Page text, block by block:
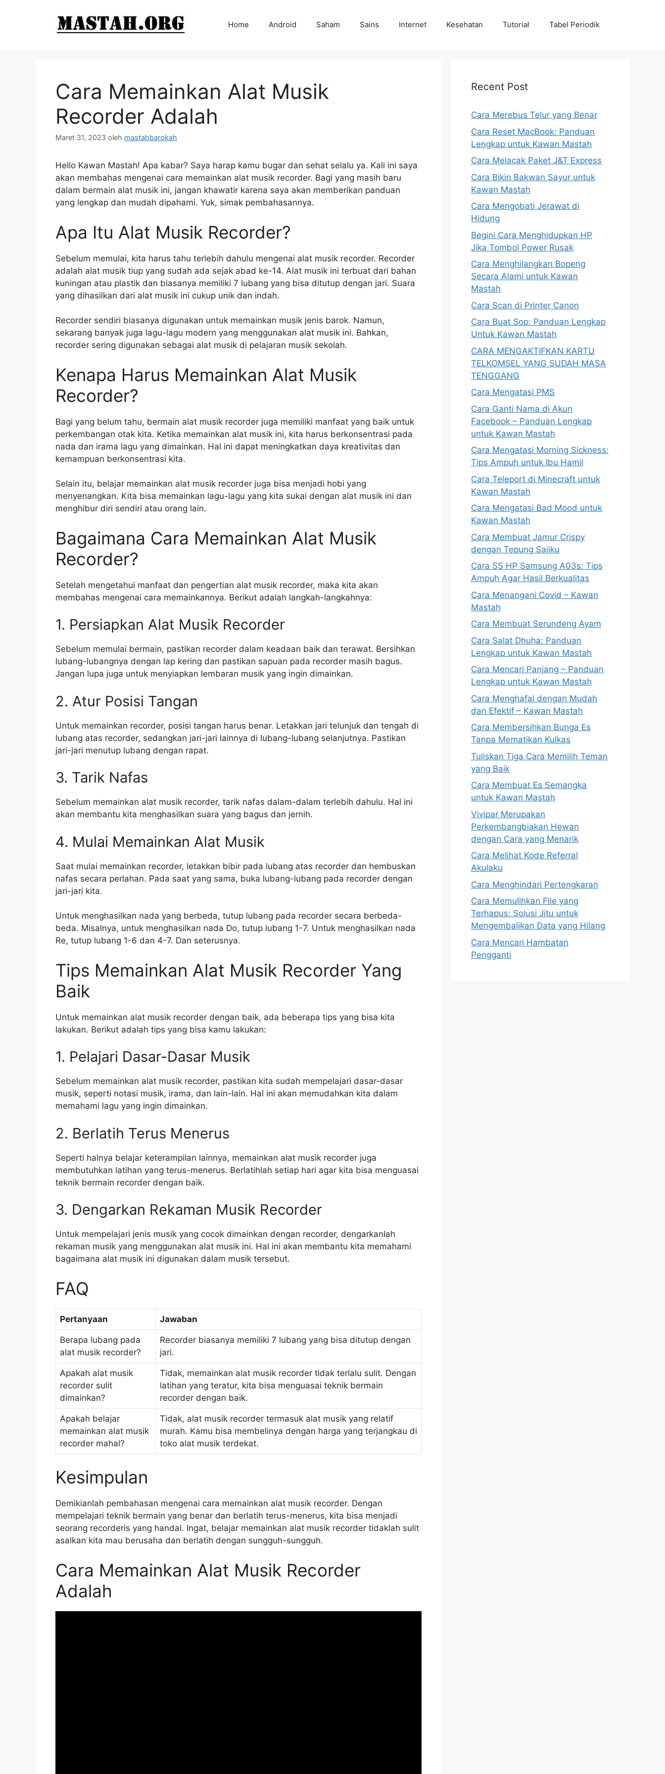
Home Android Saham Sains Internet Kesehatan Tutorial Tabel Periodik
Cara Memainkan Alat Musik
Recorder Adalah
Maret 31, 2023 oleh mastahbarokah
Hello Kawan Mastah! Apa kabar? Saya harap kamu bugar dan sehat selalu ya. Kali ini saya
akan membahas mengenai cara memainkan alat musik recorder. Bagi yang masih baru
dalam bermain alat musik ini, jangan khawatir karena saya akan memberikan panduan
yang lengkap dan mudah dipahami. Yuk, simak pembahasannya.
Apa Itu Alat Musik Recorder?
Sebelum memulai, kita harus tahu terlebih dahulu mengenai alat musik recorder. Recorder
adalah alat musik tiup yang sudah ada sejak abad ke-14. Alat musik ini terbuat dari bahan
kuningan atau plastik dan biasanya memiliki 7 lubang yang bisa ditutup dengan jari. Suara
yang dihasilkan dari alat musik ini cukup unik dan indah.
Recorder sendiri biasanya digunakan untuk memainkan musik jenis barok. Namun,
sekarang banyak juga lagu-lagu modern yang menggunakan alat musik ini. Bahkan,
recorder sering digunakan sebagai alat musik di pelajaran musik sekolah.
Kenapa Harus Memainkan Alat Musik
Recorder?
Bagi yang belum tahu, bermain alat musik recorder juga memiliki manfaat yang baik untuk
perkembangan otak kita. Ketika memainkan alat musik ini, kita harus berkonsentrasi pada
nada dan irama lagu yang dimainkan. Hal ini dapat meningkatkan daya kreativitas dan
kemampuan berkonsentrasi kita.
Selain itu, belajar memainkan alat musik recorder juga bisa menjadi hobi yang
menyenangkan. Kita bisa memainkan lagu-lagu yang kita sukai dengan alat musik ini dan
menghibur diri sendiri atau orang lain.
Bagaimana Cara Memainkan Alat Musik
Recorder?
Setelah mengetahui manfaat dan pengertian alat musik recorder, maka kita akan
membahas mengenai cara memainkannya. Berikut adalah langkah-langkahnya:
1. Persiapkan Alat Musik Recorder
Sebelum memulai bermain, pastikan recorder dalam keadaan baik dan terawat. Bersihkan
lubang-lubangnya dengan lap kering dan pastikan sapuan pada recorder masih bagus.
Jangan lupa juga untuk menyiapkan lembaran musik yang ingin dimainkan.
2. Atur Posisi Tangan
Untuk memainkan recorder, posisi tangan harus benar. Letakkan jari telunjuk dan tengah di
lubang atas recorder, sedangkan jari-jari lainnya di lubang-lubang selanjutnya. Pastikan
jari-jari menutup lubang dengan rapat.
3. Tarik Nafas
Sebelum memainkan alat musik recorder, tarik nafas dalam-dalam terlebih dahulu. Hal ini
akan membantu kita menghasilkan suara yang bagus dan jernih.
4. Mulai Memainkan Alat Musik
Saat mulai memainkan recorder, letakkan bibir pada lubang atas recorder dan hembuskan
nafas secara perlahan. Pada saat yang sama, buka lubang-lubang pada recorder dengan
jari-jari kita.
Untuk menghasilkan nada yang berbeda, tutup lubang pada recorder secara berbeda-
beda. Misalnya, untuk menghasilkan nada Do, tutup lubang 1-7. Untuk menghasilkan nada
Re, tutup lubang 1-6 dan 4-7. Dan seterusnya.
Tips Memainkan Alat Musik Recorder Yang
Baik
Untuk memainkan alat musik recorder dengan baik, ada beberapa tips yang bisa kita
lakukan. Berikut adalah tips yang bisa kamu lakukan:
1. Pelajari Dasar-Dasar Musik
Sebelum memainkan alat musik recorder, pastikan kita sudah mempelajari dasar-dasar
musik, seperti notasi musik, irama, dan lain-lain. Hal ini akan memudahkan kita dalam
memahami lagu yang ingin dimainkan.
2. Berlatih Terus Menerus
Seperti halnya belajar keterampilan lainnya, memainkan alat musik recorder juga
membutuhkan latihan yang terus-menerus. Berlatihlah setiap hari agar kita bisa menguasai
teknik bermain recorder dengan baik.
3. Dengarkan Rekaman Musik Recorder
Untuk mempelajari jenis musik yang cocok dimainkan dengan recorder, dengarkanlah
rekaman musik yang menggunakan alat musik ini. Hal ini akan membantu kita memahami
bagaimana alat musik ini digunakan dalam musik tersebut.
FAQ
Pertanyaan Jawaban
Berapa lubang pada
alat musik recorder?
Recorder biasanya memiliki 7 lubang yang bisa ditutup dengan
jari.
Apakah alat musik
recorder sulit
dimainkan?
Tidak, memainkan alat musik recorder tidak terlalu sulit. Dengan
latihan yang teratur, kita bisa menguasai teknik bermain
recorder dengan baik.
Apakah belajar
memainkan alat musik
recorder mahal?
Tidak, alat musik recorder termasuk alat musik yang relatif
murah. Kamu bisa membelinya dengan harga yang terjangkau di
toko alat musik terdekat.
Kesimpulan
Demikianlah pembahasan mengenai cara memainkan alat musik recorder. Dengan
mempelajari teknik bermain yang benar dan berlatih terus-menerus, kita bisa menjadi
seorang recorderis yang handal. Ingat, belajar memainkan alat musik recorder tidaklah sulit
asalkan kita mau berusaha dan berlatih dengan sungguh-sungguh.
Cara Memainkan Alat Musik Recorder
Adalah
Recent Post
Cara Merebus Telur yang Benar
Cara Reset MacBook: Panduan
Lengkap untuk Kawan Mastah
Cara Melacak Paket J&T Express
Cara Bikin Bakwan Sayur untuk
Kawan Mastah
Cara Mengobati Jerawat di
Hidung
Begini Cara Menghidupkan HP
Jika Tombol Power Rusak
Cara Menghilangkan Bopeng
Secara Alami untuk Kawan
Mastah
Cara Scan di Printer Canon
Cara Buat Sop: Panduan Lengkap
Untuk Kawan Mastah
CARA MENGAKTIFKAN KARTU
TELKOMSEL YANG SUDAH MASA
TENGGANG
Cara Mengatasi PMS
Cara Ganti Nama di Akun
Facebook – Panduan Lengkap
untuk Kawan Mastah
Cara Mengatasi Morning Sickness:
Tips Ampuh untuk Ibu Hamil
Cara Teleport di Minecraft untuk
Kawan Mastah
Cara Mengatasi Bad Mood untuk
Kawan Mastah
Cara Membuat Jamur Crispy
dengan Tepung Sajiku
Cara SS HP Samsung A03s: Tips
Ampuh Agar Hasil Berkualitas
Cara Menangani Covid – Kawan
Mastah
Cara Membuat Serundeng Ayam
Cara Salat Dhuha: Panduan
Lengkap untuk Kawan Mastah
Cara Mencari Panjang – Panduan
Lengkap untuk Kawan Mastah
Cara Menghafal dengan Mudah
dan Efektif – Kawan Mastah
Cara Membersihkan Bunga Es
Tanpa Mematikan Kulkas
Tuliskan Tiga Cara Memilih Teman
yang Baik
Cara Membuat Es Semangka
untuk Kawan Mastah
Vivipar Merupakan
Perkembangbiakan Hewan
dengan Cara yang Menarik
Cara Melihat Kode Referral
Akulaku
Cara Menghindari Pertengkaran
Cara Memulihkan File yang
Terhapus: Solusi Jitu untuk
Mengembalikan Data yang Hilang
Cara Mencari Hambatan
Pengganti